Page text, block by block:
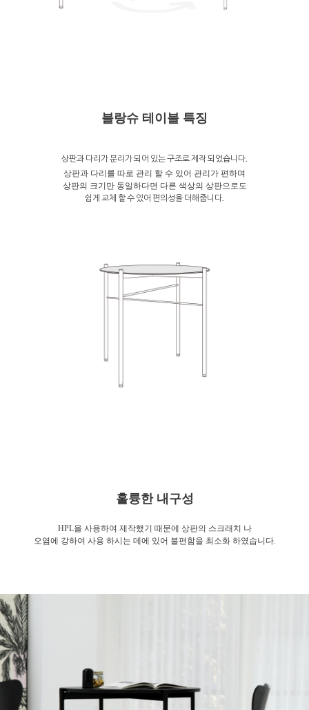
블랑슈 테이블 특징
상판과 다리가 분리가 되어 있는 구조로 제작 되었습니다.
상판과 다리를 따로 관리 할 수 있어 관리가 편하며
상판의 크기만 동일하다면 다른 색상의 상판으로도
쉽게 교체 할 수 있어 편의성을 더해줍니다.
훌륭한 내구성
HPL을 사용하여 제작했기 때문에 상판의 스크래치 나
오염에 강하여 사용 하시는 데에 있어 불편함을 최소화 하였습니다.